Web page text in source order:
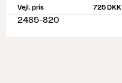
Vejl. pris 725 DKK
2485-820